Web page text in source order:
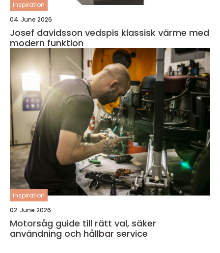
inspiration
04. June 2026
Josef davidsson vedspis klassisk värme med
modern funktion
inspiration
02. June 2026
Motorsåg guide till rätt val, säker
användning och hållbar service